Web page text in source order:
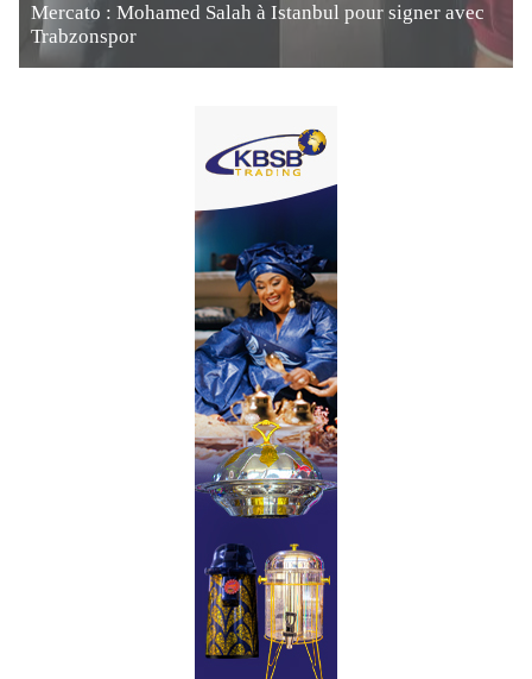
Mercato : Mohamed Salah à Istanbul pour signer avec
Trabzonspor